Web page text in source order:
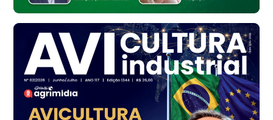
R$ 148,56
cx
Frango - Indicador
SP
R$ 7,16
kg
Frango - Indicador